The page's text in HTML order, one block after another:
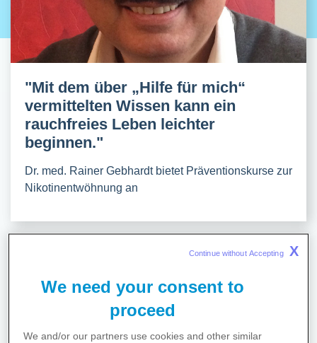
"Mit dem über „Hilfe für mich“
vermittelten Wissen kann ein
rauchfreies Leben leichter
beginnen."
Dr. med. Rainer Gebhardt bietet Präventionskurse zur
Nikotinentwöhnung an
We need your consent to
proceed
We and/or our partners use cookies and other similar
Continue without Accepting X